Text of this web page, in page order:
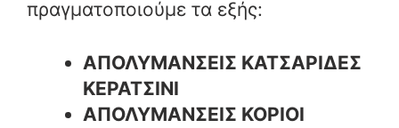
πραγματοποιούμε τα εξής:
ΑΠΟΛΥΜΑΝΣΕΙΣ ΚΑΤΣΑΡΙΔΕΣ
ΚΕΡΑΤΣΙΝΙ
ΑΠΟΛΥΜΑΝΣΕΙΣ ΚΟΡΙΟΙ